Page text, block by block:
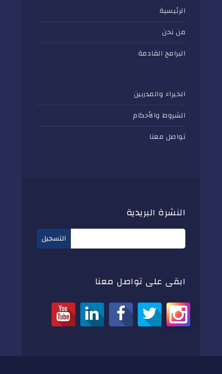
الرئيسية
من نحن
البرامج القادمة
الخبراء والمدربين
الشروط والأحكام
تواصل معنا
النشرة البريدية
ابقى على تواصل معنا